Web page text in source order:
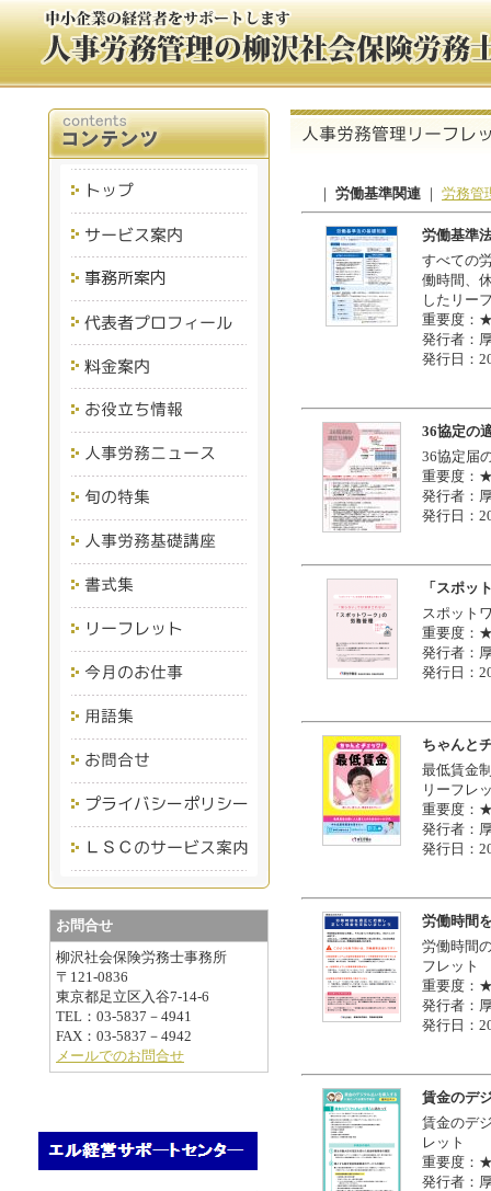
｜ 労働基準関連 ｜ 労務管
労働基準
すべての
働時間、
したリー
重要度
発行者：
発行日：
36協定の
36協定届
重要度
発行者：
発行日：
「スポッ
スポット
重要度
発行者：
発行日：
ちゃんと
最低賃金
リーフレ
重要度
発行者：
発行日：
労働時間
労働時間
フレット
重要度
発行者：
発行日：
賃金のデ
賃金のデ
レット
重要度
発行者：
お問合せ
柳沢社会保険労務士事務所
〒121-0836
東京都足立区入谷7-14-6
TEL：03-5837－4941
FAX：03-5837－4942
メールでのお問合せ